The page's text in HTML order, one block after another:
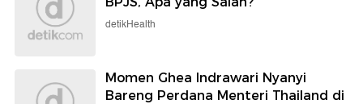
detikHealth
Momen Ghea Indrawari Nyanyi
Bareng Perdana Menteri Thailand di